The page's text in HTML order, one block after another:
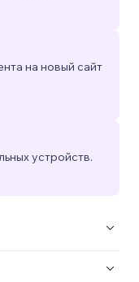
на новый сайт
устройств.